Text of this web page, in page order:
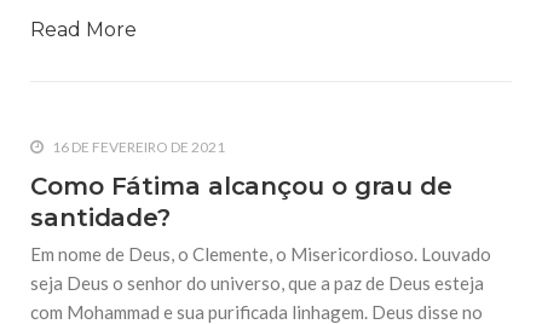
Read More
16 DE FEVEREIRO DE 2021
Como Fátima alcançou o grau de
santidade?
Em nome de Deus, o Clemente, o Misericordioso. Louvado
seja Deus o senhor do universo, que a paz de Deus esteja
com Mohammad e sua purificada linhagem. Deus disse no